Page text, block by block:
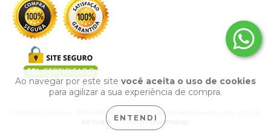
Ao navegar por este site você aceita o uso de cookies
para agilizar a sua experiência de compra.
ENTENDI
Copyright Léo Bijoux - 53069444000140 - 2026. Todos os direitos reservados. Criação
Art Vostok
. TecnologiaNuvemshop